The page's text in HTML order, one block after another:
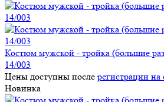
Костюм мужской - тройка (большие
14/003
Цены доступны после регистрации на
Новинка